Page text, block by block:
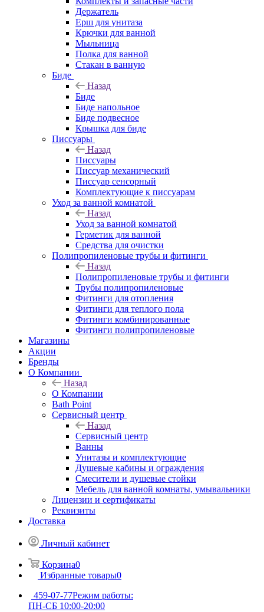
Держатель
Ерш для унитаза
Крючки для ванной
Мыльница
Полка для ванной
Стакан в ванную
Биде
Назад
Биде
Биде напольное
Биде подвесное
Крышка для биде
Писсуары
Назад
Писсуары
Писсуар механический
Писсуар сенсорный
Комплектующие к писсуарам
Уход за ванной комнатой
Назад
Уход за ванной комнатой
Герметик для ванной
Средства для очистки
Полипропиленовые трубы и фитинги
Назад
Полипропиленовые трубы и фитинги
Трубы полипропиленовые
Фитинги для отопления
Фитинги для теплого пола
Фитинги комбинированные
Фитинги полипропиленовые
Магазины
Акции
Бренды
О Компании
Назад
О Компании
Bath Point
Сервисный центр
Назад
Сервисный центр
Ванны
Унитазы и комплектующие
Душевые кабины и ограждения
Смесители и душевые стойки
Мебель для ванной комнаты, умывальники
Лицензии и сертификаты
Реквизиты
Доставка
Личный кабинет
Корзина0
Избранные товары0
459-07-77Режим работы:
ПН-СБ 10:00-20:00